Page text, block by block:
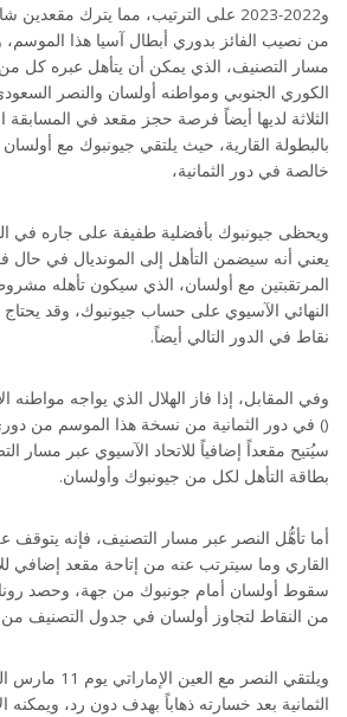
و2022-2023 على الترتيب، مما يترك
من نصيب الفائز بدوري أبطال آسيا هذا
مسار التصنيف، الذي يمكن أن يتأهل عبره كل
الكوري الجنوبي ومواطنه أولسان والنصر
الثلاثة لديها أيضاً فرصة حجز مقعد في المسابقة
بالبطولة القارية، حيث يلتقي جيونبوك مع
خالصة في دور الثمانية،
ويحظى جيونبوك بأفضلية طفيفة على جاره في
يعني أنه سيضمن التأهل إلى المونديال في حال
المرتقبتين مع أولسان، الذي سيكون تأهله
النهائي الآسيوي على حساب جيونبوك، وقد
نقاط في الدور التالي أيضاً.
() في دور الثمانية من نسخة هذا الموسم من
سيُتيح مقعداً إضافياً للاتحاد الآسيوي عبر مسار
بطاقة التأهل لكل من جيونبوك وأولسان.
أما تأهُّل النصر عبر مسار التصنيف، فإنه يتوقف
القاري وما سيترتب عنه من إتاحة مقعد إضافي
سقوط أولسان أمام جونبوك من جهة، وحصد
من النقاط لتجاوز أولسان في جدول التصنيف من
ويلتقي النصر مع
الثمانية بعد خسارته ذهاباً بهدف دون رد،